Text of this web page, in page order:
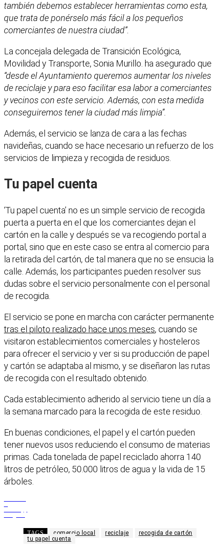
también debemos establecer herramientas como esta,
que trata de ponérselo más fácil a los pequeños
comerciantes de nuestra ciudad”.
La concejala delegada de Transición Ecológica,
Movilidad y Transporte, Sonia Murillo. ha asegurado que
“desde el Ayuntamiento queremos aumentar los niveles
de reciclaje y para eso facilitar esa labor a comerciantes
y vecinos con este servicio. Además, con esta medida
conseguiremos tener la ciudad más limpia”.
Además, el servicio se lanza de cara a las fechas
navideñas, cuando se hace necesario un refuerzo de los
servicios de limpieza y recogida de residuos.
Tu papel cuenta
‘Tu papel cuenta’ no es un simple servicio de recogida
puerta a puerta en el que los comerciantes dejan el
cartón en la calle y después se va recogiendo portal a
portal, sino que en este caso se entra al comercio para
la retirada del cartón, de tal manera que no se ensucia la
calle. Además, los participantes pueden resolver sus
dudas sobre el servicio personalmente con el personal
de recogida.
El servicio se pone en marcha con carácter permanente
tras el piloto realizado hace unos meses, cuando se
visitaron establecimientos comerciales y hosteleros
para ofrecer el servicio y ver si su producción de papel
y cartón se adaptaba al mismo, y se diseñaron las rutas
de recogida con el resultado obtenido.
Cada establecimiento adherido al servicio tiene un día a
la semana marcado para la recogida de este residuo.
En buenas condiciones, el papel y el cartón pueden
tener nuevos usos reduciendo el consumo de materias
primas. Cada tonelada de papel reciclado ahorra 140
litros de petróleo, 50.000 litros de agua y la vida de 15
árboles.
TAGS comercio local reciclaje
recogida de cartón
tu papel cuenta